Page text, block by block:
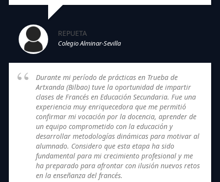
REPUETA
Colegio Alminar-Sevilla
Durante mi período de prácticas en Trueba de
Artxanda (Bilbao) tuve la oportunidad de impartir
clases de Francés en Educación Secundaria. Fue una
experiencia muy enriquecedora que me permitió
confirmar mi vocación por la docencia, aprender de
un equipo comprometido con la educación y
desarrollar metodologías dinámicas para motivar al
alumnado. Considero que esta etapa ha sido
fundamental para mi crecimiento profesional y me
ha preparado para afrontar con ilusión nuevos retos
en la enseñanza del francés.